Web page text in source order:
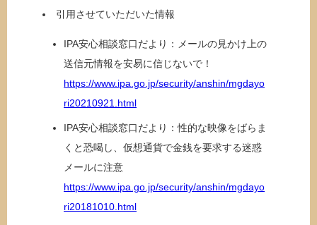
引用させていただいた情報
IPA安心相談窓口だより：メールの見かけ上の
送信元情報を安易に信じないで！
https://www.ipa.go.jp/security/anshin/mgdayo
ri20210921.html
IPA安心相談窓口だより：性的な映像をばらま
くと恐喝し、仮想通貨で金銭を要求する迷惑
メールに注意
https://www.ipa.go.jp/security/anshin/mgdayo
ri20181010.html